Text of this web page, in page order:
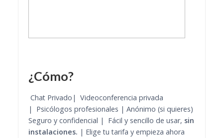
¿Cómo?
Chat Privado| Videoconferencia privada
| Psicólogos profesionales | Anónimo (si quieres)
Seguro y confidencial | Fácil y sencillo de usar, sin
instalaciones. | Elige tu tarifa y empieza ahora